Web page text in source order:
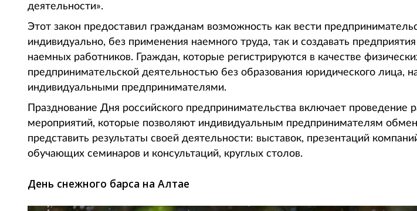
деятельности».
Этот закон предоставил гражданам возможность как вести
индивидуально, без применения наемного труда, так и создавать
наемных работников. Граждан, которые регистрируются в качестве
предпринимательской деятельностью без образования юридического лица,
индивидуальными предпринимателями.
Празднование Дня российского предпринимательства включает проведение
мероприятий, которые позволяют индивидуальным предпринимателям
представить результаты своей деятельности: выставок, презентаций
обучающих семинаров и консультаций, круглых столов.
День снежного барса на Алтае